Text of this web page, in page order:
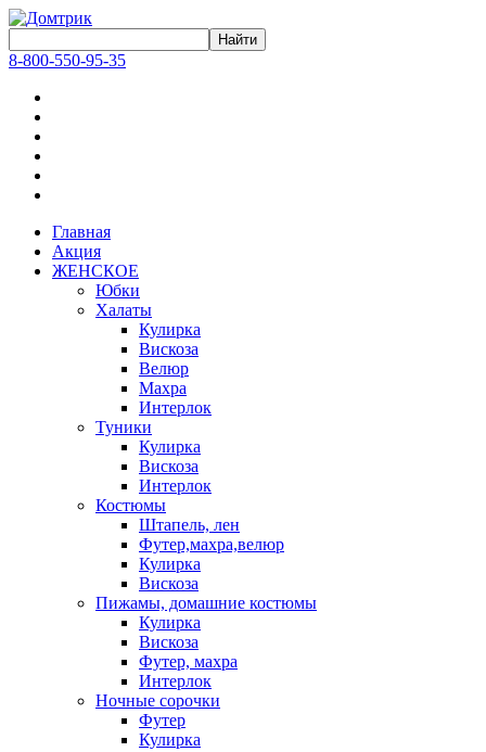
8-800-550-95-35
Главная
Акция
ЖЕНСКОЕ
Юбки
Халаты
Кулирка
Вискоза
Велюр
Махра
Интерлок
Туники
Кулирка
Вискоза
Интерлок
Костюмы
Штапель, лен
Футер,махра,велюр
Кулирка
Вискоза
Пижамы, домашние костюмы
Кулирка
Вискоза
Футер, махра
Интерлок
Ночные сорочки
Футер
Кулирка